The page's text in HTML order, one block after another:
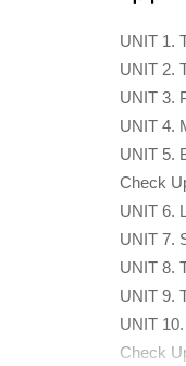
UNIT 1.
UNIT 2.
UNIT 3.
UNIT 4.
UNIT 5.
Check
UNIT 6.
UNIT 7.
UNIT 8.
UNIT 9.
UNIT
Check